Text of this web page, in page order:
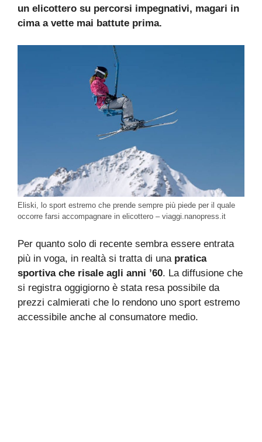
un elicottero su percorsi impegnativi, magari in
cima a vette mai battute prima.
Eliski, lo sport estremo che prende sempre più piede per il quale
occorre farsi accompagnare in elicottero – viaggi.nanopress.it
Per quanto solo di recente sembra essere entrata
più in voga, in realtà si tratta di unapratica
sportiva che risale agli anni ’60. La diffusione che
si registra oggigiorno è stata resa possibile da
prezzi calmierati che lo rendono uno sport estremo
accessibile anche al consumatore medio.